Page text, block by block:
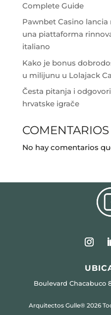
Complete Guide
Pawnbet Casino
una piattaforma
italiano
Kako je bonus
u milijunu u Lolajack
Česta pitanja i
hrvatske igrače
No hay comentarios
Boulevard Chacabuco
Arquitectos Gulle® 2026